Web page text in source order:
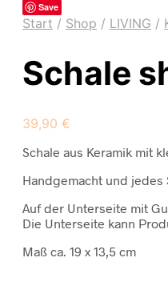
Save
Start / Shop / LIVING /
Schale
39,90 €
Schale aus Keramik mit
Handgemacht und jedes
Auf der Unterseite mit
Die Unterseite kann
Maß ca. 19 x 13,5 cm